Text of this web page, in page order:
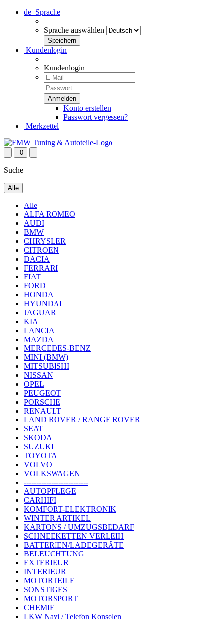
de Sprache
Sprache auswählen
Kundenlogin
Kundenlogin
Konto erstellen
Passwort vergessen?
Merkzettel
0
Suche
Alle
Alle
ALFA ROMEO
AUDI
BMW
CHRYSLER
CITROEN
DACIA
FERRARI
FIAT
FORD
HONDA
HYUNDAI
JAGUAR
KIA
LANCIA
MAZDA
MERCEDES-BENZ
MINI (BMW)
MITSUBISHI
NISSAN
OPEL
PEUGEOT
PORSCHE
RENAULT
LAND ROVER / RANGE ROVER
SEAT
SKODA
SUZUKI
TOYOTA
VOLVO
VOLKSWAGEN
--------------------------
AUTOPFLEGE
CARHIFI
KOMFORT-ELEKTRONIK
WINTER ARTIKEL
KARTONS / UMZUGSBEDARF
SCHNEEKETTEN VERLEIH
BATTERIEN/LADEGERÄTE
BELEUCHTUNG
EXTERIEUR
INTERIEUR
MOTORTEILE
SONSTIGES
MOTORSPORT
CHEMIE
LKW Navi / Telefon Konsolen